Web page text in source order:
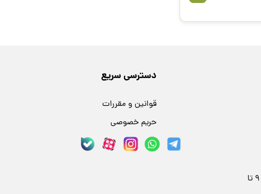
مشهد، خیابان فلسطین 24، پلاک 59 | هر روز 9 تا
دسترسی سریع
قوانین و مقررات
حریم خصوصی